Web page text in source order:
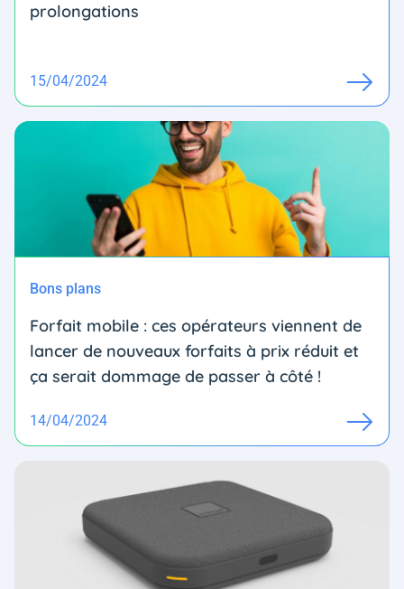
prolongations
15/04/2024
Bons plans
Forfait mobile : ces opérateurs viennent de
lancer de nouveaux forfaits à prix réduit et
ça serait dommage de passer à côté !
14/04/2024